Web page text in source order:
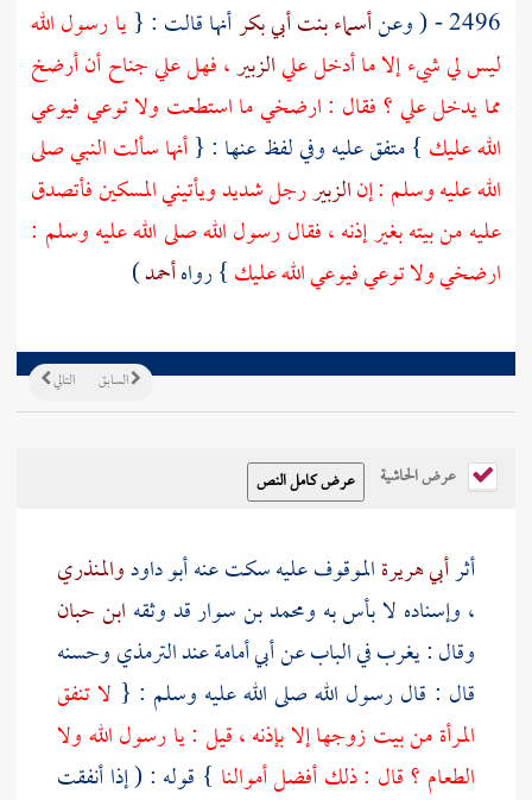
2496 - ( وعن
أسماء بنت أبي بكرأنها قالت : {يا رسول الله
ليس لي شيء إلا ما أدخل عليالزبير، فهل علي جناح أن أرضخ
مما يدخل علي ؟ فقال : ارضخي ما استطعت ولا توعي فيوعي
الله عليك } متفق عليه وفي لفظ عنها : {أنها سألت النبي صلى
الله عليه وسلم : إنالزبيررجل شديد ويأتيني المسكين فأتصدق
عليه من بيته بغير إذنه ، فقال رسول الله صلى الله عليه وسلم :
ارضخي ولا توعي فيوعي الله عليك} رواهأحمد)
التالي السابق
عرض الحاشية
أثرأبي هريرةالموقوف عليه سكت عنهأبو داودوالمنذري
، وإسناده لا بأس به ومحمد بن سوارقد وثقه ابن حبان
وقال : يغرب في الباب عنأبي أمامةعندالترمذيوحسنه
قال : قال رسول الله صلى الله عليه وسلم : { لا تنفق
المرأة من بيت زوجها إلا بإذنه ، قيل : يا رسول الله ولا
الطعام ؟ قال : ذلك أفضل أموالنا } قوله : ( إذا أنفقت